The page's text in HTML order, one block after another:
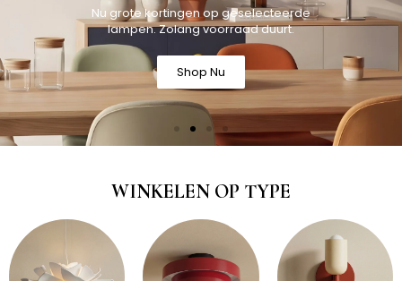
Nu grote kortingen op geselecteerde
lampen. Zolang voorraad duurt.
Shop Nu
WINKELEN OP TYPE